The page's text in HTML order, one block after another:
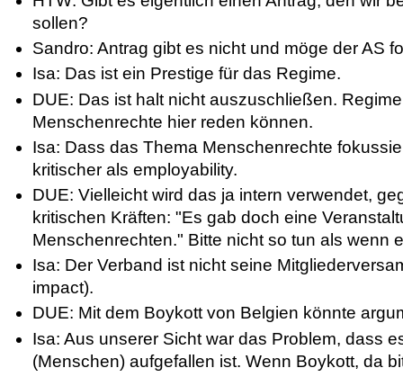
sollen?
Sandro: Antrag gibt es nicht und möge der AS
Isa: Das ist ein Prestige für das Regime.
DUE: Das ist halt nicht auszuschließen.
Menschenrechte hier reden können.
Isa: Dass das Thema Menschenrechte
kritischer als employability.
DUE: Vielleicht wird das ja intern verwendet,
kritischen Kräften: "Es gab doch eine
Menschenrechten." Bitte nicht so tun als wenn
Isa: Der Verband ist nicht seine
impact).
DUE: Mit dem Boykott von Belgien könnte
Isa: Aus unserer Sicht war das Problem, dass
(Menschen) aufgefallen ist. Wenn Boykott, da